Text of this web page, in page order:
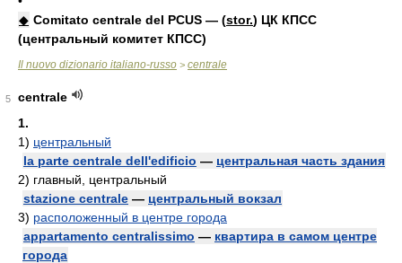
◆ Comitato centrale del PCUS — (stor.) ЦК КПСС
(центральный комитет КПСС)
Il nuovo dizionario italiano-russo > centrale
5
centrale
1.
1) центральный
la parte centrale dell'edificio — центральная часть здания
2) главный, центральный
stazione centrale — центральный вокзал
3) расположенный в центре города
appartamento centralissimo — квартира в самом центре
города